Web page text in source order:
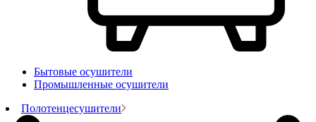
Бытовые осушители
Промышленные осушители
Полотенцесушители